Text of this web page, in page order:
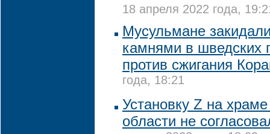
18 апреля 2022 года,
Мусульмане
камнями в шведских
против сжигания
года, 18:21
Установку Z на
области не